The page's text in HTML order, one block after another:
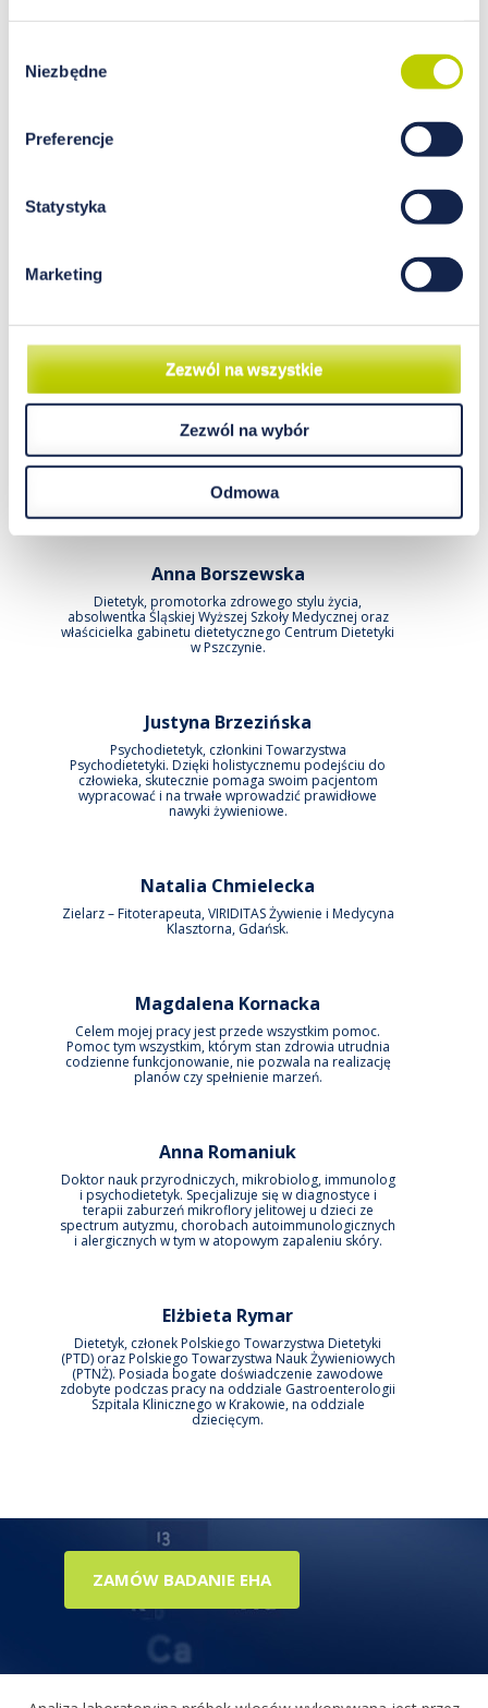
zgody
Niezbędne
Preferencje
Statystyka
Marketing
Zezwól na wszystkie
Zezwól na wybór
Odmowa
Adamus Pediatra, Med. Rodzinna, Homeopatia, Ocena
EPH, Recall Healing
Agnieszka Biernat
Specjalista ds. promocji zdrowia i dietoprofilaktyki,
zwolenniczka naturalnego, holistycznego podejścia do
zdrowia człowieka.
Anna Borszewska
Dietetyk, promotorka zdrowego stylu życia,
absolwentka Śląskiej Wyższej Szkoły Medycznej oraz
właścicielka gabinetu dietetycznego Centrum Dietetyki
w Pszczynie.
Justyna Brzezińska
Psychodietetyk, członkini Towarzystwa
Psychodietetyki. Dzięki holistycznemu podejściu do
człowieka, skutecznie pomaga swoim pacjentom
wypracować i na trwałe wprowadzić prawidłowe
nawyki żywieniowe.
Natalia Chmielecka
Zielarz – Fitoterapeuta, VIRIDITAS Żywienie i Medycyna
Klasztorna, Gdańsk.
Magdalena Kornacka
Celem mojej pracy jest przede wszystkim pomoc.
Pomoc tym wszystkim, którym stan zdrowia utrudnia
codzienne funkcjonowanie, nie pozwala na realizację
planów czy spełnienie marzeń.
Anna Romaniuk
Doktor nauk przyrodniczych, mikrobiolog, immunolog
i psychodietetyk. Specjalizuje się w diagnostyce i
terapii zaburzeń mikroflory jelitowej u dzieci ze
spectrum autyzmu, chorobach autoimmunologicznych
i alergicznych w tym w atopowym zapaleniu skóry.
Elżbieta Rymar
Dietetyk, członek Polskiego Towarzystwa Dietetyki
(PTD) oraz Polskiego Towarzystwa Nauk Żywieniowych
(PTNŻ). Posiada bogate doświadczenie zawodowe
zdobyte podczas pracy na oddziale Gastroenterologii
Szpitala Klinicznego w Krakowie, na oddziale
dziecięcym.
ZAMÓW BADANIE EHA